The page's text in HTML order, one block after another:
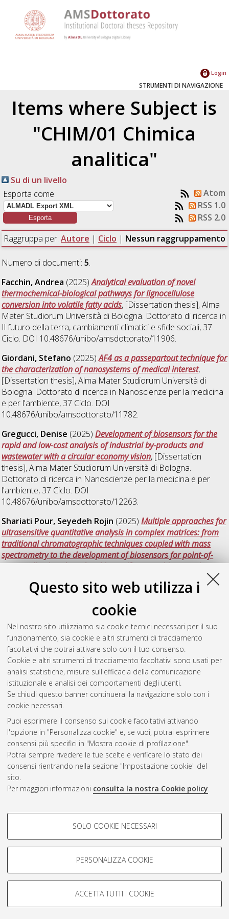
Questo sito web utilizza i
cookie
Nel nostro sito utilizziamo sia cookie tecnici necessari per il suo
funzionamento, sia cookie e altri strumenti di tracciamento
facoltativi che potrai attivare solo con il tuo consenso.
Cookie e altri strumenti di tracciamento facoltativi sono usati per
analisi statistiche, misure sull'efficacia della comunicazione
istituzionale e analisi dei comportamenti degli utenti.
Se chiudi questo banner continuerai la navigazione solo con i
cookie necessari.
Puoi esprimere il consenso sui cookie facoltativi attivando
l'opzione in "Personalizza cookie" e, se vuoi, potrai esprimere
consensi più specifici in "Mostra cookie di profilazione".
Potrai sempre rivedere le tue scelte e verificare lo stato dei
consensi rientrando nella sezione "Impostazione cookie" del
sito.
Per maggiori informazioni consulta la nostra Cookie policy.
COOKIE DI PROFILAZIONE -
Si tratta di cookie utilizzati per analizzare le caratteristiche della
navigazione degli utenti, creare profili in base al loro comportamento
Mostra cookie di profilazione
COOKIE TECNICI - NECESSARI
SOLO COOKIE NECESSARI
PERSONALIZZA COOKIE
ACCETTA TUTTI I COOKIE
Login
STRUMENTI DI NAVIGAZIONE
Items where Subject is
"CHIM/01 Chimica
analitica"
Su di un livello
Esporta come
Atom
RSS 1.0
RSS 2.0
Raggruppa per: Autore | Ciclo | Nessun raggruppamento
Numero di documenti:5.
Facchin, Andrea (2025)Analytical evaluation of novel
thermochemical-biological pathways for lignocellulose
conversion into volatile fatty acids, [Dissertation thesis], Alma
Mater Studiorum Università di Bologna. Dottorato di ricerca in
Il futuro della terra, cambiamenti climatici e sfide sociali, 37
Ciclo. DOI 10.48676/unibo/amsdottorato/11906.
Giordani, Stefano (2025)AF4 as a passepartout technique for
the characterization of nanosystems of medical interest,
[Dissertation thesis], Alma Mater Studiorum Università di
Bologna. Dottorato di ricerca in Nanoscienze per la medicina
e per l'ambiente, 37 Ciclo. DOI
10.48676/unibo/amsdottorato/11782.
Gregucci, Denise (2025)Development of biosensors for the
rapid and low-cost analysis of industrial by-products and
wastewater with a circular economy vision, [Dissertation
thesis], Alma Mater Studiorum Università di Bologna.
Dottorato di ricerca in Nanoscienze per la medicina e per
l'ambiente, 37 Ciclo. DOI
10.48676/unibo/amsdottorato/12263.
Shariati Pour, Seyedeh Rojin (2025)Multiple approaches for
ultrasensitive quantitative analysis in complex matrices: from
traditional chromatographic techniques coupled with mass
spectrometry to the development of biosensors for point-of-
care applications based on biospecific recognition reactions,
Bologna. Dottorato di ricerca inChimica, 37 Ciclo.
The important role of multidetector-AF4 in
the study of gold nanoparticle bioconjugates life: synthesis,
optimization, application in drug delivery, [Dissertation thesis],
Alma Mater Studiorum Università di Bologna. Dottorato di
ricerca inChimica, 37 Ciclo.
Questa lista e' stata generata ilFri Aug 7 20:33:17 2026 CEST
Atom
Rss 1.0
Rss 2.0
ISSN: 2038-7946
Impostazioni Cookie
Informativa sulla privacy
Condizioni d’uso del sito